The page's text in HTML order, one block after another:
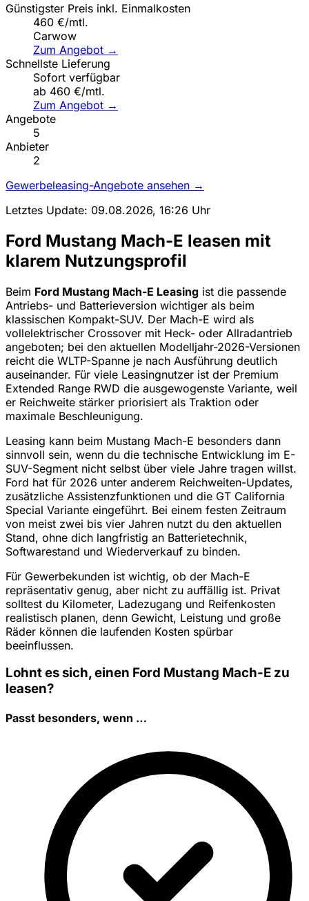
Günstigster Preis inkl. Einmalkosten
460 €/mtl.
Carwow
Zum Angebot →
Schnellste Lieferung
Sofort verfügbar
ab 460 €/mtl.
Zum Angebot →
Angebote
5
Anbieter
2
Gewerbeleasing-Angebote ansehen →
Letztes Update: 09.08.2026, 16:26 Uhr
Ford Mustang Mach-E leasen mit
klarem Nutzungsprofil
Beim Ford Mustang Mach-E Leasing ist die passende
Antriebs- und Batterieversion wichtiger als beim
klassischen Kompakt-SUV. Der Mach-E wird als
vollelektrischer Crossover mit Heck- oder Allradantrieb
angeboten; bei den aktuellen Modelljahr-2026-Versionen
reicht die WLTP-Spanne je nach Ausführung deutlich
auseinander. Für viele Leasingnutzer ist der Premium
Extended Range RWD die ausgewogenste Variante, weil
er Reichweite stärker priorisiert als Traktion oder
maximale Beschleunigung.
Leasing kann beim Mustang Mach-E besonders dann
sinnvoll sein, wenn du die technische Entwicklung im E-
SUV-Segment nicht selbst über viele Jahre tragen willst.
Ford hat für 2026 unter anderem Reichweiten-Updates,
zusätzliche Assistenzfunktionen und die GT California
Special Variante eingeführt. Bei einem festen Zeitraum
von meist zwei bis vier Jahren nutzt du den aktuellen
Stand, ohne dich langfristig an Batterietechnik,
Softwarestand und Wiederverkauf zu binden.
Für Gewerbekunden ist wichtig, ob der Mach-E
repräsentativ genug, aber nicht zu auffällig ist. Privat
solltest du Kilometer, Ladezugang und Reifenkosten
realistisch planen, denn Gewicht, Leistung und große
Räder können die laufenden Kosten spürbar
beeinflussen.
Lohnt es sich, einen Ford Mustang Mach-E zu
leasen?
Passt besonders, wenn …